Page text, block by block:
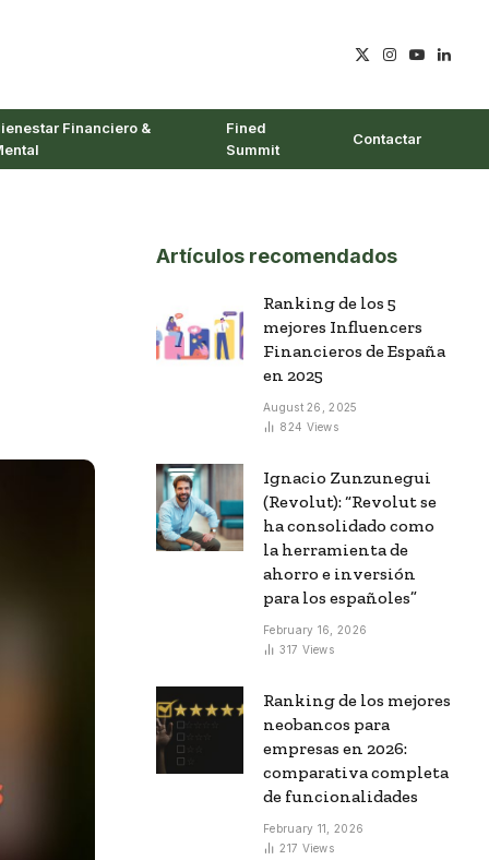
X
Instagram
YouTube
Financiero &
Fined
Summit
Contactar
Artículos recomendados
Ranking de los 5
mejores Influencers
Financieros de España
en 2025
August 26, 2025
824 Views
Ignacio Zunzunegui
(Revolut): “Revolut se
ha consolidado como
la herramienta de
ahorro e inversión
para los españoles”
February 16, 2026
317 Views
Ranking de los mejores
neobancos para
empresas en 2026:
comparativa completa
de funcionalidades
February 11, 2026
217 Views